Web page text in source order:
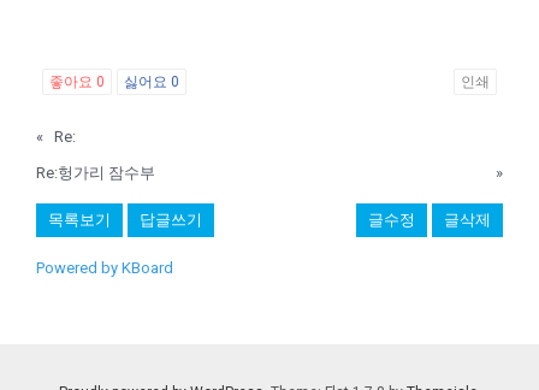
좋아요 0 싫어요 0 인쇄
« Re:
Re:헝가리 잠수부
»
목록보기 답글쓰기 글수정 글삭제
Powered by KBoard